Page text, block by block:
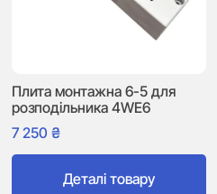
Плита монтажна 6-5 для
розподільника 4WE6
7 250 ₴
Деталі товару